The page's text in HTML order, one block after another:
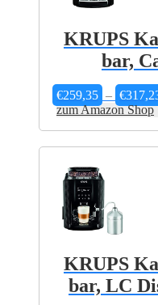
KRUPS
bar,
€259,35 – €
zum Amazon Shop
KRUPS
bar, LC